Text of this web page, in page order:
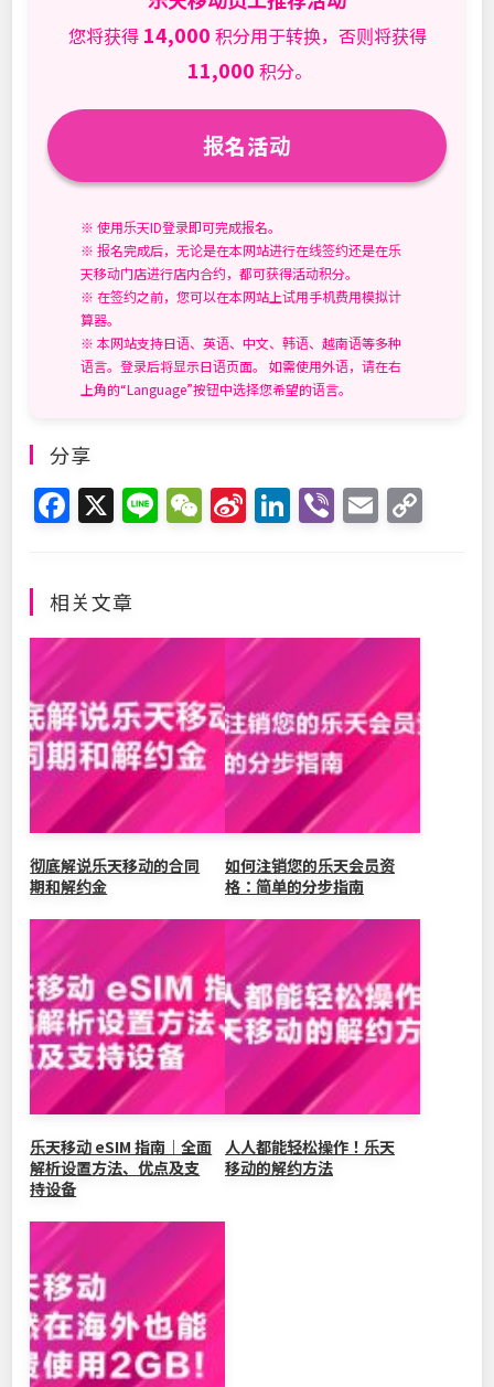
您将获得 14,000 积分用于转换，否则将获得
11,000 积分。
报名活动
※ 使用乐天ID登录即可完成报名。
※ 报名完成后，无论是在本网站进行在线签约还是在乐
天移动门店进行店内合约，都可获得活动积分。
※ 在签约之前，您可以在本网站上试用手机费用模拟计
算器。
※ 本网站支持日语、英语、中文、韩语、越南语等多种
语言。登录后将显示日语页面。 如需使用外语，请在右
上角的“Language”按钮中选择您希望的语言。
分享
F
a
e
b
o
k
X Li
n
W
e
at
Si
n
ei
b
o
Li
n
dI
n
Vi
b
E
m
相关文章
彻底解说乐天移动的合同
期和解约金
如何注销您的乐天会员资
格：简单的分步指南
乐天移动 eSIM 指南｜全面
解析设置方法、优点及支
持设备
人人都能轻松操作！乐天
移动的解约方法